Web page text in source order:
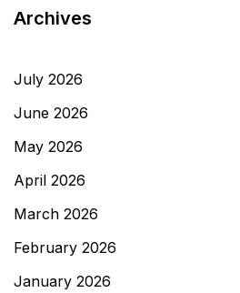
Archives
July 2026
June 2026
May 2026
April 2026
March 2026
February 2026
January 2026